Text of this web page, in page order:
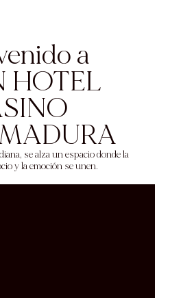
a
HOTEL
se alza un espacio donde la
y la emoción se unen.